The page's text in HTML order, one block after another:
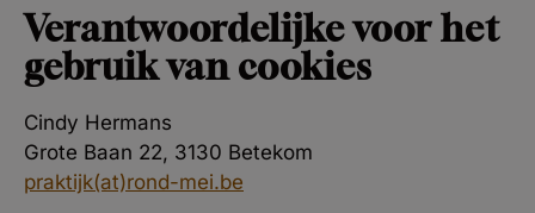
Verantwoordelijke voor het
gebruik van cookies
Cindy Hermans
Grote Baan 22, 3130 Betekom
praktijk(at)rond-mei.be